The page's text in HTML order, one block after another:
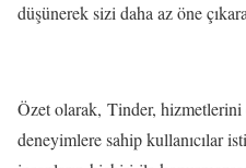
düşünerek sizi daha az öne
Özet olarak, Tinder,
deneyimlere sahip kullanıcılar